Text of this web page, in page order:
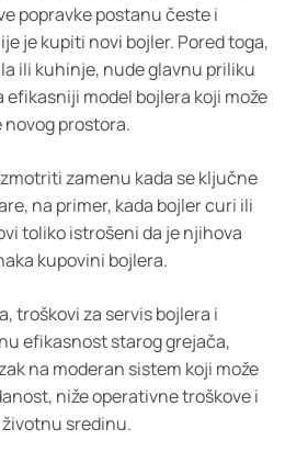
popravke postanu česte i
je kupiti novi bojler. Pored toga,
ili kuhinje, nude glavnu priliku
efikasniji model bojlera koji može
prostora.
zamenu kada se ključne
na primer, kada bojler curi ili
toliko istrošeni da je njihova
kupovini bojlera.
troškovi za servis bojlera i
efikasnost starog grejača,
na moderan sistem koji može
niže operativne troškove i
sredinu.